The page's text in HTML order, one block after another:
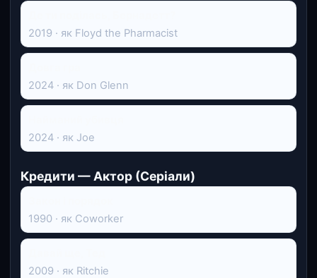
2019 · як Floyd the Pharmacist
2024 · як Don Glenn
2024 · як Joe
Кредити — Актор (Серіали)
1990 · як Coworker
2009 · як Ritchie